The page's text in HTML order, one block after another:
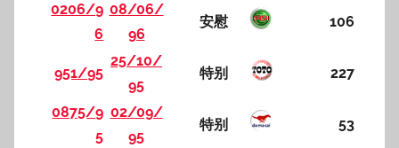
0206/9
6
08/06/
96
安慰 106
951/95
25/10/
95
特别 227
0875/9
5
02/09/
95
特别 53